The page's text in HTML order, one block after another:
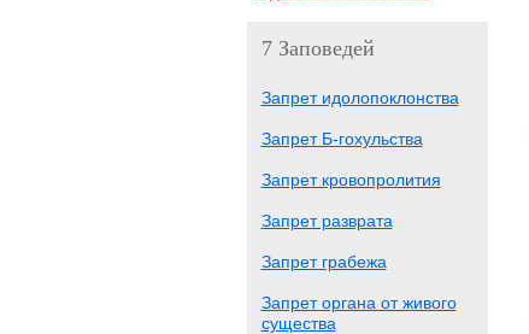
7 Заповедей
Запрет идолопоклонства
Запрет Б-гохульства
Запрет кровопролития
Запрет разврата
Запрет грабежа
Запрет органа от живого
существа